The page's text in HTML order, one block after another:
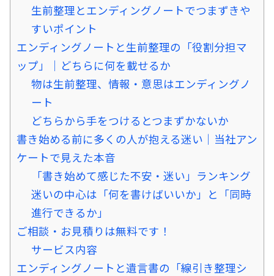
生前整理とエンディングノートでつまずきや
すいポイント
エンディングノートと生前整理の「役割分担マ
ップ」｜どちらに何を載せるか
物は生前整理、情報・意思はエンディングノ
ート
どちらから手をつけるとつまずかないか
書き始める前に多くの人が抱える迷い｜当社アン
ケートで見えた本音
「書き始めて感じた不安・迷い」ランキング
迷いの中心は「何を書けばいいか」と「同時
進行できるか」
ご相談・お見積りは無料です！
サービス内容
エンディングノートと遺言書の「線引き整理シ